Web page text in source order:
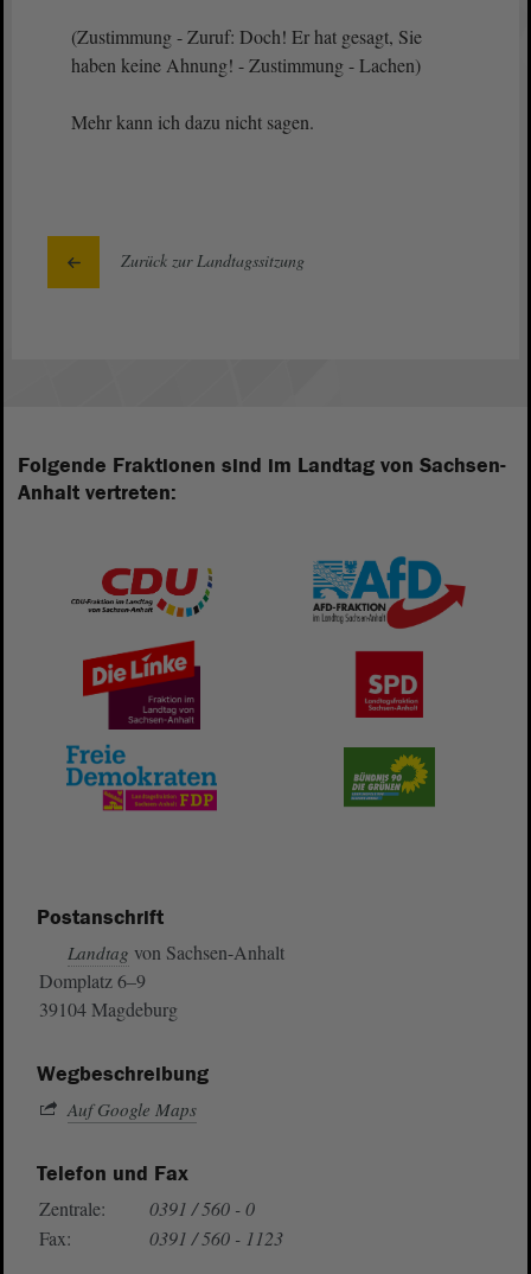
(Zustimmung - Zuruf: Doch! Er hat gesagt, Sie
haben keine Ahnung! - Zustimmung - Lachen)
Mehr kann ich dazu nicht sagen.
Zurück zur Landtagssitzung
Folgende Fraktionen sind im Landtag von Sachsen-
Anhalt vertreten:
Postanschrift
Landtag von Sachsen-Anhalt
Domplatz 6–9
39104 Magdeburg
Wegbeschreibung
Auf Google Maps
Telefon und Fax
Zentrale:
0391 / 560 - 0
Fax:
0391 / 560 - 1123